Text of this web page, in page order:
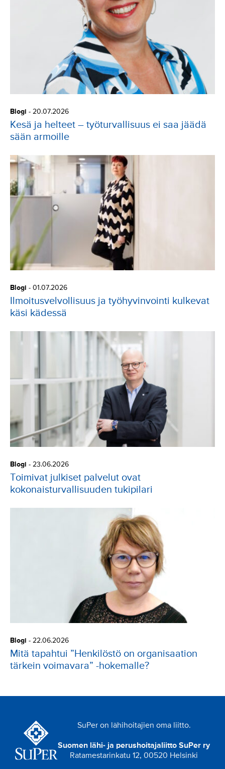
Blogi - 20.07.2026
Kesä ja helteet – työturvallisuus ei saa jäädä
sään armoille
Blogi - 01.07.2026
Ilmoitusvelvollisuus ja työhyvinvointi kulkevat
käsi kädessä
Blogi - 23.06.2026
Toimivat julkiset palvelut ovat
kokonaisturvallisuuden tukipilari
Blogi - 22.06.2026
Mitä tapahtui ”Henkilöstö on organisaation
tärkein voimavara” -hokemalle?
SuPer on lähihoitajien oma liitto.
Suomen lähi- ja perushoitajaliitto SuPer ry
Ratamestarinkatu 12, 00520 Helsinki